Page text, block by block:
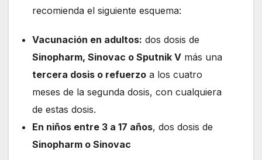
recomienda el siguiente esquema:
Vacunación en adultos: dos dosis de
Sinopharm, Sinovac o Sputnik V más una
tercera dosis o refuerzo a los cuatro
meses de la segunda dosis, con cualquiera
de estas dosis.
En niños entre 3 a 17 años, dos dosis de
Sinopharm o Sinovac